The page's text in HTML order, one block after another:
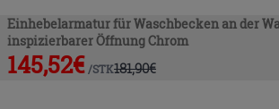
Einhebelarmatur für Waschbecken an der
inspizierbarer Öffnung Chrom
145,52€ /STK181,90€